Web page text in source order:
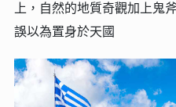
上，自然的地質奇觀加上鬼
誤以為置身於天國